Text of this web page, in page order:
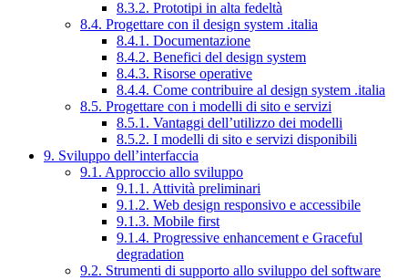
8.3.2. Prototipi in alta fedeltà
8.4. Progettare con il design system .italia
8.4.1. Documentazione
8.4.2. Benefici del design system
8.4.3. Risorse operative
8.4.4. Come contribuire al design system .italia
8.5. Progettare con i modelli di sito e servizi
8.5.1. Vantaggi dell’utilizzo dei modelli
8.5.2. I modelli di sito e servizi disponibili
9. Sviluppo dell’interfaccia
9.1. Approccio allo sviluppo
9.1.1. Attività preliminari
9.1.2. Web design responsivo e accessibile
9.1.3. Mobile first
9.1.4. Progressive enhancement e Graceful
degradation
9.2. Strumenti di supporto allo sviluppo del software